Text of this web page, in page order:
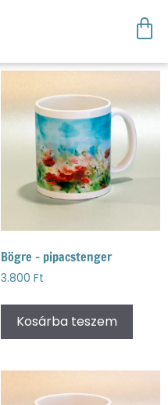
Bögre – pipacstenger
3.800 Ft
Kosárba teszem